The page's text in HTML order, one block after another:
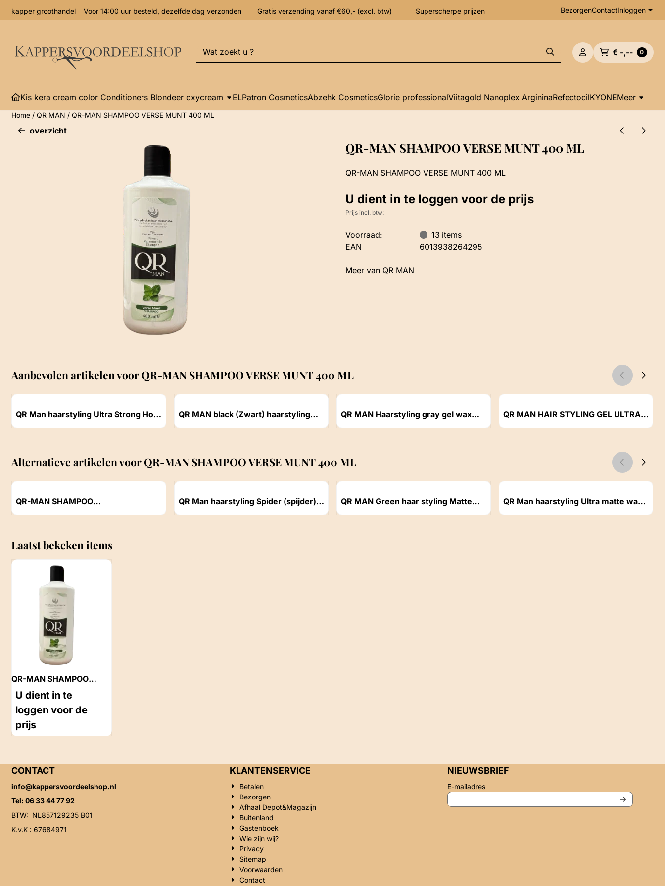
kapper groothandel Voor 14:00 uur besteld, dezelfde dag verzonden Gratis verzending vanaf €60,- (excl. btw) Superscherpe prijzen BezorgenContactInloggen
Zoeken
€ -,-- 0
Kis kera cream color Conditioners Blondeer oxycream ELPatron CosmeticsAbzehk CosmeticsGlorie professionalViitagold Nanoplex ArgininaRefectocilKYONEMeer
Home / QR MAN / QR-MAN SHAMPOO VERSE MUNT 400 ML
overzicht
QR-MAN SHAMPOO VERSE MUNT 400 ML
QR-MAN SHAMPOO VERSE MUNT 400 ML
U dient in te loggen voor de prijs
Prijs incl. btw:
Voorraad: 13 items
EAN
6013938264295
Meer van QR MAN
Aanbevolen artikelen voor QR-MAN SHAMPOO VERSE MUNT 400 ML
QR Man haarstyling Ultra Strong Hold
Prijs niet zichtbaar
QR MAN black (Zwart) haarstyling
Prijs niet zichtbaar
QR MAN Haarstyling gray gel wax
Prijs niet zichtbaar
QR MAN HAIR STYLING GEL ULTRA
Prijs niet zichtbaar
Alternatieve artikelen voor QR-MAN SHAMPOO VERSE MUNT 400 ML
QR-MAN SHAMPOO
Prijs niet zichtbaar
QR Man haarstyling Spider (spijder)
Prijs niet zichtbaar
QR MAN Green haar styling Matte
Prijs niet zichtbaar
QR Man haarstyling Ultra matte wax
Prijs niet zichtbaar
Laatst bekeken items
QR-MAN SHAMPOO
VERSE MUNT 400 ML
U dient in te
loggen voor de
prijs
CONTACT
info@kappersvoordeelshop.nl
Tel: 06 33 44 77 92
BTW: NL857129235 B01
K.v.K : 67684971
KLANTENSERVICE
Betalen
Bezorgen
Afhaal Depot&Magazijn
Buitenland
Gastenboek
Wie zijn wij?
Privacy
Sitemap
Voorwaarden
Contact
NIEUWSBRIEF
E-mailadresVul je e-mailadres in voor de nieuwsbrief